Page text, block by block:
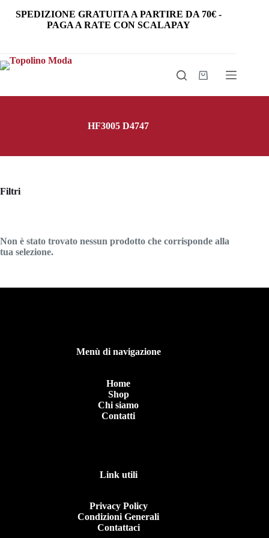
SPEDIZIONE GRATUITA A PARTIRE DA 70€ -
PAGA A RATE CON SCALAPAY
Carrello
HF3005 D4747
Non è stato trovato nessun prodotto che corrisponde alla
tua selezione.
Filtri
Menù di navigazione
Home
Shop
Chi siamo
Contatti
Link utili
Privacy Policy
Condizioni Generali
Contattaci